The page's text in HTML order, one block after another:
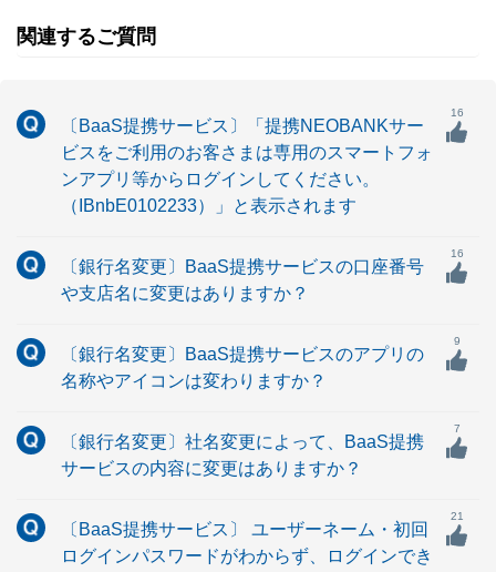
関連するご質問
〔BaaS提携サービス〕「提携NEOBANKサー
ビスをご利用のお客さまは専用のスマートフォ
ンアプリ等からログインしてください。
（IBnbE0102233）」と表示されます
16
〔銀行名変更〕BaaS提携サービスの口座番号
や支店名に変更はありますか？
16
〔銀行名変更〕BaaS提携サービスのアプリの
名称やアイコンは変わりますか？
9
〔銀行名変更〕社名変更によって、BaaS提携
サービスの内容に変更はありますか？
7
〔BaaS提携サービス〕 ユーザーネーム・初回
ログインパスワードがわからず、ログインでき
21